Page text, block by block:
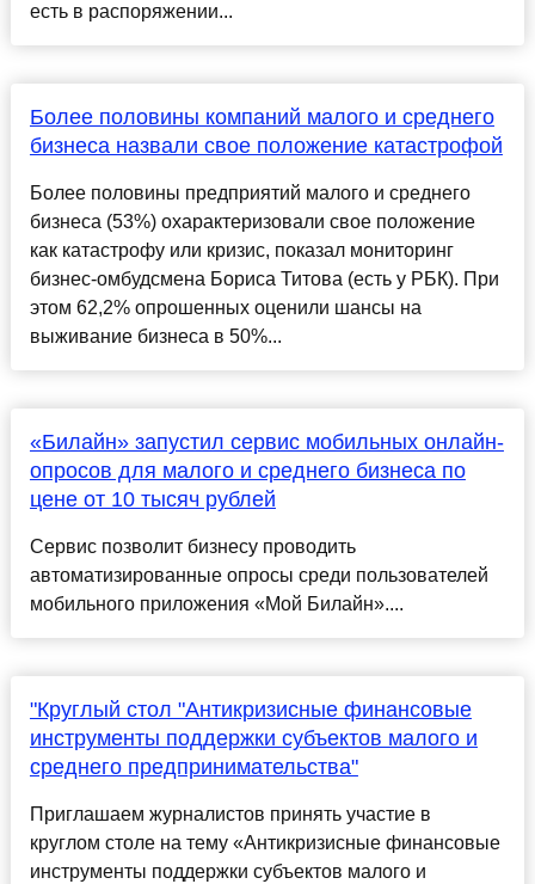
есть в распоряжении...
Более половины компаний малого и среднего
бизнеса назвали свое положение катастрофой
Более половины предприятий малого и среднего
бизнеса (53%) охарактеризовали свое положение
как катастрофу или кризис, показал мониторинг
бизнес-омбудсмена Бориса Титова (есть у РБК). При
этом 62,2% опрошенных оценили шансы на
выживание бизнеса в 50%...
«Билайн» запустил сервис мобильных онлайн-
опросов для малого и среднего бизнеса по
цене от 10 тысяч рублей
Сервис позволит бизнесу проводить
автоматизированные опросы среди пользователей
мобильного приложения «Мой Билайн»....
"Круглый стол "Антикризисные финансовые
инструменты поддержки субъектов малого и
среднего предпринимательства"
Приглашаем журналистов принять участие в
круглом столе на тему «Антикризисные финансовые
инструменты поддержки субъектов малого и